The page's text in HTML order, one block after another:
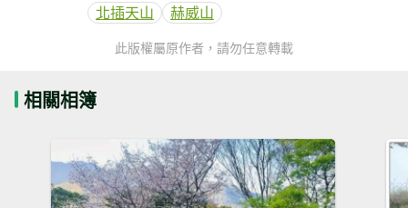
北插天山
赫威山
此版權屬原作者，請勿任意轉載
相關相簿